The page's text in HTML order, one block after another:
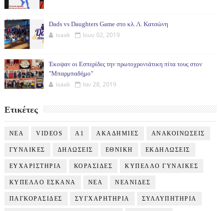
Dads vs Daughters Game στο κλ. Λ. Κατσώνη
isaak Ιουν 02, 2019
Έκοψαν οι Εσπερίδες την πρωτοχρονιάτικη πίτα τους στον
"Μπαρμπαδήμο"
isaak Ιαν 28, 2019
Ετικέτες
NEA VIDEOS Α1 ΑΚΑΔΗΜΙΕΣ ΑΝΑΚΟΙΝΩΣΕΙΣ
ΓΥΝΑΙΚΕΣ ΔΗΛΩΣΕΙΣ ΕΘΝΙΚΗ ΕΚΔΗΛΩΣΕΙΣ
ΕΥΧΑΡΙΣΤΗΡΙΑ ΚΟΡΑΣΙΔΕΣ ΚΥΠΕΛΛΟ ΓΥΝΑΙΚΕΣ
ΚΥΠΕΛΛΟ ΕΣΚΑΝΑ ΝΕΑ ΝΕΑΝΙΔΕΣ
ΠΑΓΚΟΡΑΣΙΔΕΣ ΣΥΓΧΑΡΗΤΗΡΙΑ ΣΥΛΛΥΠΗΤΗΡΙΑ